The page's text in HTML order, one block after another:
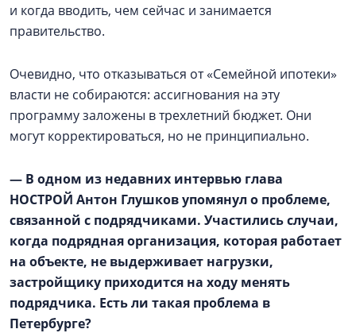
и когда вводить, чем сейчас и занимается
правительство.
Очевидно, что отказываться от «Семейной ипотеки»
власти не собираются: ассигнования на эту
программу заложены в трехлетний бюджет. Они
могут корректироваться, но не принципиально.
— В одном из недавних интервью глава
НОСТРОЙ Антон Глушков упомянул о проблеме,
связанной с подрядчиками. Участились случаи,
когда подрядная организация, которая работает
на объекте, не выдерживает нагрузки,
застройщику приходится на ходу менять
подрядчика. Есть ли такая проблема в
Петербурге?